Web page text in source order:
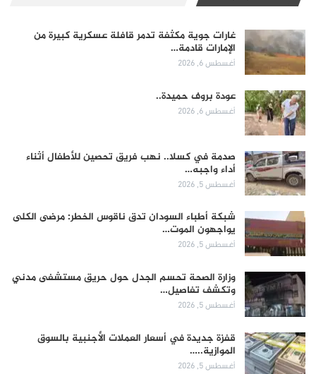
غارات جوية مكثفة تدمر قافلة عسكرية كبيرة من
الإمارات قادمة…
أغسطس 6, 2026
عودة بروف حميدة..
أغسطس 6, 2026
صدمة في كسلا.. نهب فريق تحصين للأطفال أثناء
أداء واجبه…
أغسطس 5, 2026
شبكة أطباء السودان تدق ناقوس الخطر: مرضى الكلى
يواجهون الموت…
أغسطس 5, 2026
وزارة الصحة تحسم الجدل حول حريق مستشفى مدني
وتكشف تفاصيل…
أغسطس 5, 2026
قفزة جديدة في أسعار العملات الأجنبية بالسوق
الموازية..…
أغسطس 5, 2026